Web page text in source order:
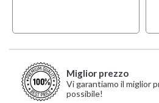
Miglior prezzo
Vi garantiamo il miglior
possibile!